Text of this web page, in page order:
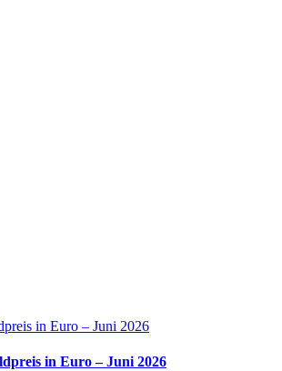
in Euro – Juni 2026
in Euro – Juni 2026